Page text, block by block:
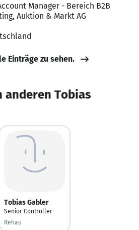
Manager - Bereich B2B
Auktion & Markt AG
Einträge zu sehen.
anderen Tobias
Tobias Gabler
Senior Controller
Rehau